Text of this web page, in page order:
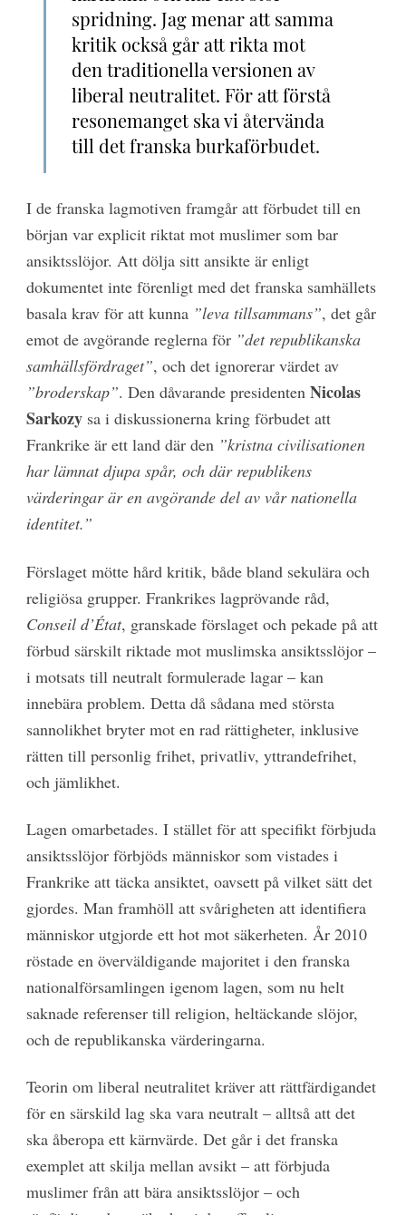
spridning. Jag menar att samma
kritik också går att rikta mot
den traditionella versionen av
liberal neutralitet. För att förstå
resonemanget ska vi återvända
till det franska burkaförbudet.
I de franska lagmotiven framgår att förbudet till en
början var explicit riktat mot muslimer som bar
ansiktsslöjor. Att dölja sitt ansikte är enligt
dokumentet inte förenligt med det franska samhällets
basala krav för att kunna ”leva tillsammans”, det går
emot de avgörande reglerna för ”det republikanska
samhällsfördraget”, och det ignorerar värdet av
”broderskap”. Den dåvarande presidenten Nicolas
Sarkozysa i diskussionerna kring förbudet att
Frankrike är ett land där den ”kristna civilisationen
har lämnat djupa spår, och där republikens
värderingar är en avgörande del av vår nationella
identitet.”
Förslaget mötte hård kritik, både bland sekulära och
religiösa grupper. Frankrikes lagprövande råd,
Conseil d’État, granskade förslaget och pekade på att
förbud särskilt riktade mot muslimska ansiktsslöjor –
i motsats till neutralt formulerade lagar – kan
innebära problem. Detta då sådana med största
sannolikhet bryter mot en rad rättigheter, inklusive
rätten till personlig frihet, privatliv, yttrandefrihet,
och jämlikhet.
Lagen omarbetades. I stället för att specifikt förbjuda
ansiktsslöjor förbjöds människor som vistades i
Frankrike att täcka ansiktet, oavsett på vilket sätt det
gjordes. Man framhöll att svårigheten att identifiera
människor utgjorde ett hot mot säkerheten. År 2010
röstade en överväldigande majoritet i den franska
nationalförsamlingen igenom lagen, som nu helt
saknade referenser till religion, heltäckande slöjor,
och de republikanska värderingarna.
Teorin om liberal neutralitet kräver att rättfärdigandet
för en särskild lag ska vara neutralt – alltså att det
ska åberopa ett kärnvärde. Det går i det franska
exemplet att skilja mellan avsikt – att förbjuda
muslimer från att bära ansiktsslöjor – och